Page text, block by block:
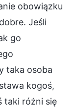
obowiązku
Jeśli
go
taka osoba
kogoś,
taki różni się